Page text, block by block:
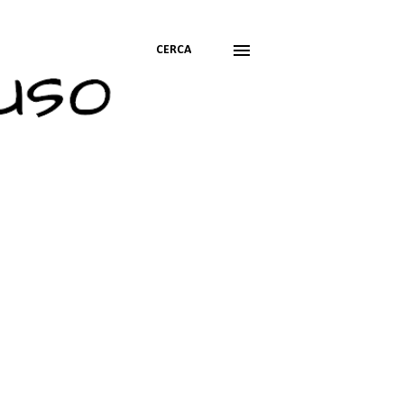
CERCA